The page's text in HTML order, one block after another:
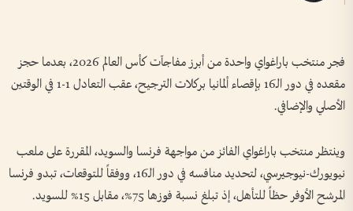
فجر منتخب باراغواي واحدة من أبرز مفاجآت كأس العالم 2026، بعدما حجز
مقعده في دور الـ16 بإقصاء ألمانيا بركلات الترجيح، عقب التعادل 1-1 في الوقتين
الأصلي والإضافي.
وينتظر منتخب باراغواي الفائز من مواجهة فرنسا والسويد، المقررة على ملعب
نيويورك-نيوجيرسي، لتحديد منافسه في دور الـ16، ووفقاً للتوقعات، تبدو فرنسا
المرشح الأوفر حظاً للتأهل، إذ تبلغ نسبة فوزها 75%، مقابل 15% للسويد.